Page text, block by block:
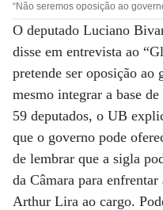
“Não seremos oposição ao
O deputado Luciano
disse em entrevista ao
pretende ser oposição
mesmo integrar a base
59 deputados, o UB
que o governo pode
de lembrar que a sigla
da Câmara para
Arthur Lira ao cargo.